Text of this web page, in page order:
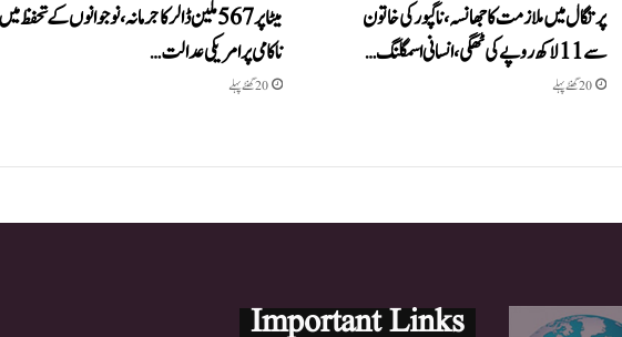
پرتگال میں ملازمت کا جھانسہ،ناگپور کی خاتون
سے 11 لاکھ روپے کی ٹھگی، انسانی اسمگلنگ…
20 گھنٹے پہلے
میٹا پر 567 ملین ڈالر کا جرمانہ، نوجوانوں کے تحفظ میں
ناکامی پر امریکی عدالت…
20 گھنٹے پہلے
Important Links